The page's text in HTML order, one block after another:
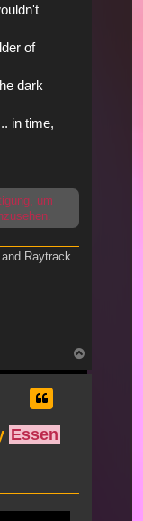
of
dark
in time,
um
Raytrack
Essen